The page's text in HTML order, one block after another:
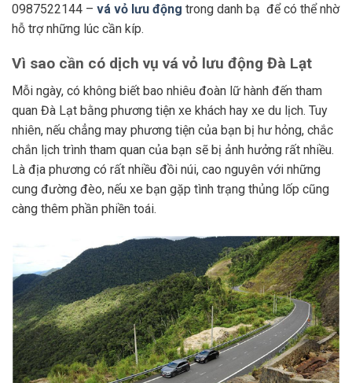
0987522144 – vá vỏ lưu động trong danh bạ để có thể nhờ
hỗ trợ những lúc cần kíp.
Vì sao cần có dịch vụ vá vỏ lưu động Đà Lạt
Mỗi ngày, có không biết bao nhiêu đoàn lữ hành đến tham
quan Đà Lạt bằng phương tiện xe khách hay xe du lịch. Tuy
nhiên, nếu chẳng may phương tiện của bạn bị hư hỏng, chắc
chắn lịch trình tham quan của bạn sẽ bị ảnh hưởng rất nhiều.
Là địa phương có rất nhiều đồi núi, cao nguyên với những
cung đường đèo, nếu xe bạn gặp tình trạng thủng lốp cũng
càng thêm phần phiền toái.